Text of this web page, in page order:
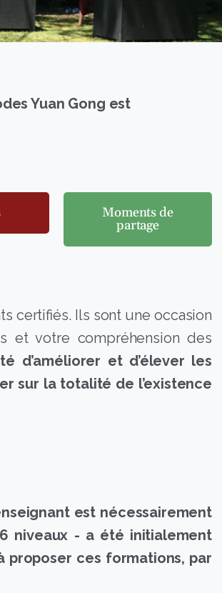
Yuan Gong est
Moments de
partage
certifiés. Ils sont une occasion
et votre compréhension des
d’améliorer et d’élever les
sur la totalité de l’existence
est nécessairement
niveaux - a été initialement
proposer ces formations, par